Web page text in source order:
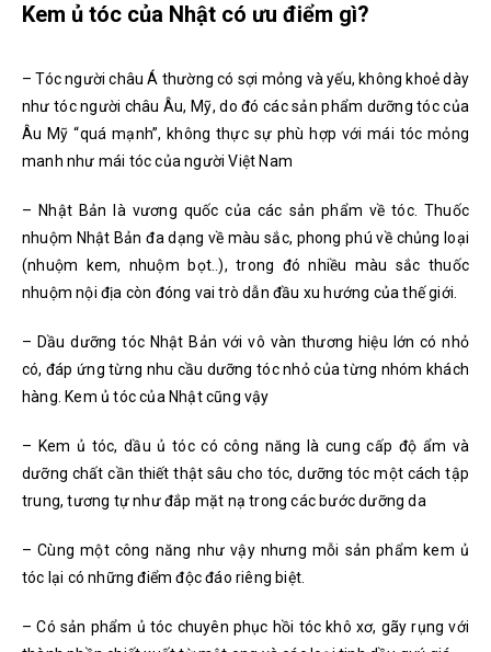
Kem ủ tóc của Nhật có ưu điểm gì?
– Tóc người châu Á thường có sợi mỏng và yếu, không khoẻ dày
như tóc người châu Âu, Mỹ, do đó các sản phẩm dưỡng tóc của
Âu Mỹ “quá mạnh”, không thực sự phù hợp với mái tóc mỏng
manh như mái tóc của người Việt Nam
– Nhật Bản là vương quốc của các sản phẩm về tóc. Thuốc
nhuộm Nhật Bản đa dạng về màu sắc, phong phú về chủng loại
(nhuộm kem, nhuộm bọt..), trong đó nhiều màu sắc thuốc
nhuộm nội địa còn đóng vai trò dẫn đầu xu hướng của thế giới.
– Dầu dưỡng tóc Nhật Bản với vô vàn thương hiệu lớn có nhỏ
có, đáp ứng từng nhu cầu dưỡng tóc nhỏ của từng nhóm khách
hàng. Kem ủ tóc của Nhật cũng vậy
– Kem ủ tóc, dầu ủ tóc có công năng là cung cấp độ ẩm và
dưỡng chất cần thiết thật sâu cho tóc, dưỡng tóc một cách tập
trung, tương tự như đắp mặt nạ trong các bước dưỡng da
– Cùng một công năng như vậy nhưng mỗi sản phẩm kem ủ
tóc lại có những điểm độc đáo riêng biệt.
– Có sản phẩm ủ tóc chuyên phục hồi tóc khô xơ, gãy rụng với